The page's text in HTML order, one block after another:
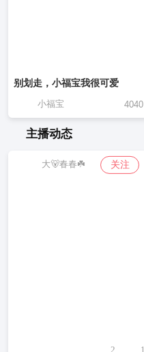
别划走，小福宝我很可爱
小福宝 4040
主播动态
大🐻春春☘️ 关注
2 1